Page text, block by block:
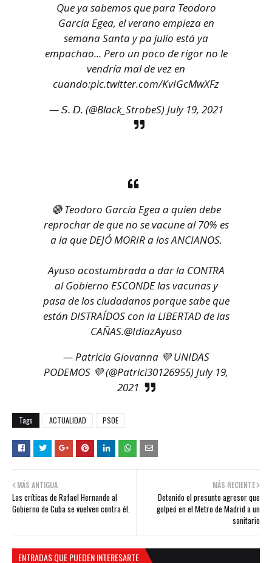
Que ya sabemos que para Teodoro
García Egea, el verano empieza en
semana Santa y pa julio está ya
empachao... Pero un poco de rigor no le
vendría mal de vez en
cuando:pic.twitter.com/KvIGcMwXFz
— 𝘚. 𝘋. (@Black_StrobeS)July 19, 2021
🔴 Teodoro García Egea a quien debe
reprochar de que no se vacune al 70% es
a la que DEJÓ MORIR a los ANCIANOS.
Ayuso acostumbrada a dar la CONTRA
al Gobierno ESCONDE las vacunas y
pasa de los ciudadanos porque sabe que
están DISTRAÍDOS con la LIBERTAD de las
CAÑAS.@IdiazAyuso
— Patricia Giovanna 💜 UNIDAS
PODEMOS 💜 (@Patrici30126955)July 19,
2021
Tags ACTUALIDAD PSOE
MÁS RECIENTE
Detenido el presunto agresor que
golpeó en el Metro de Madrid a un
sanitario
MÁS ANTIGUA
Las críticas de Rafael Hernando al
Gobierno de Cuba se vuelven contra él.
ENTRADAS QUE PUEDEN INTERESARTE